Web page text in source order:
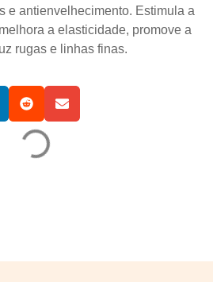
e antienvelhecimento. Estimula a
a elasticidade, promove a
rugas e linhas finas.